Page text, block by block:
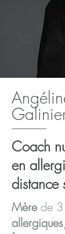
Coach
en
distance
Mère de